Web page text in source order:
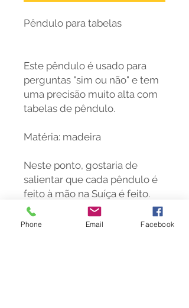
Pêndulo para tabelas
Este pêndulo é usado para
perguntas "sim ou não" e tem
uma precisão muito alta com
tabelas de pêndulo.
Matéria: madeira
Neste ponto, gostaria de
salientar que cada pêndulo é
feito à mão na Suíça é feito.
Este é um produto natural
feito de madeira, por isso cada
Phone Email Facebook